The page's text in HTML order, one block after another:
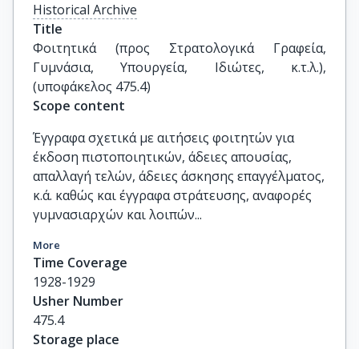
Historical Archive
Title
Φοιτητικά (προς Στρατολογικά Γραφεία,
Γυμνάσια, Υπουργεία, Ιδιώτες, κ.τ.λ.),
(υποφάκελος 475.4)
Scope content
Έγγραφα σχετικά με αιτήσεις φοιτητών για
έκδοση πιστοποιητικών, άδειες απουσίας,
απαλλαγή τελών, άδειες άσκησης επαγγέλματος,
κ.ά. καθώς και έγγραφα στράτευσης, αναφορές
γυμνασιαρχών και λοιπών...
More
Time Coverage
1928-1929
Usher Number
475.4
Storage place